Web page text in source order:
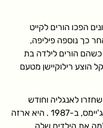
הפכו הורים לקייט
אחר כך נוספה פיליפה,
פיפה (1983). ב-1984, כשהם הורים לילדה בת
הוצע רילוקיישן מטעם
לאנגליה וחודש
אחרי הלידה של ילדה השלישי, ג'יימס, ב-1987 . היא ארזה